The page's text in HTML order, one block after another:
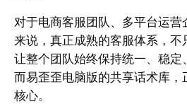
对于电商客服团队、多平台运
来说，真正成熟的客服体系，
让整个团队始终保持统一、稳定
而易歪歪电脑版的共享话术库
核心。